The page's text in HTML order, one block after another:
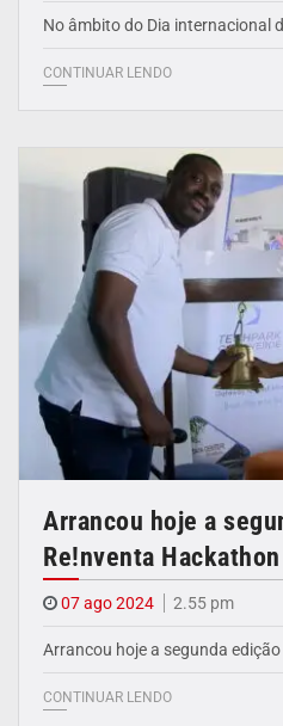
No âmbito do Dia internacional
CONTINUAR LENDO
Arrancou hoje a
Re!nventa Hackathon
07 ago 2024 2.55 pm
Arrancou hoje a segunda
CONTINUAR LENDO